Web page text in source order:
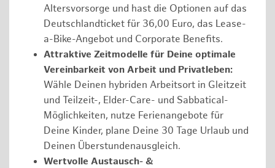
Altersvorsorge und hast die Optionen auf das
Deutschlandticket für 36,00 Euro, das Lease-
a-Bike-Angebot und Corporate Benefits.
Attraktive Zeitmodelle für Deine optimale
Vereinbarkeit von Arbeit und Privatleben:
Wähle Deinen hybriden Arbeitsort in Gleitzeit
und Teilzeit-, Elder-Care- und Sabbatical-
Möglichkeiten, nutze Ferienangebote für
Deine Kinder, plane Deine 30 Tage Urlaub und
Deinen Überstundenausgleich.
Wertvolle Austausch- &